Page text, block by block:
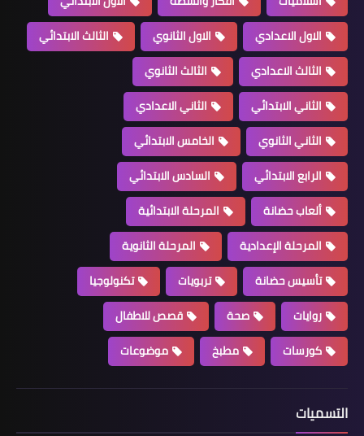
الاول الاعدادي
الاول الثانوي
الثالث الابتدائي
الثالث الاعدادي
الثالث الثانوي
الثاني الابتدائي
الثاني الاعدادي
الثاني الثانوي
الخامس الابتدائي
الرابع الابتدائي
السادس الابتدائي
ألعاب حضانة
المرحلة الابتدائية
المرحلة الإعدادية
المرحلة الثانوية
تأسيس حضانة
تربويات
تكنولوجيا
روايات
صحة
قصص للاطفال
كورسات
مطبخ موضوعات
التسميات